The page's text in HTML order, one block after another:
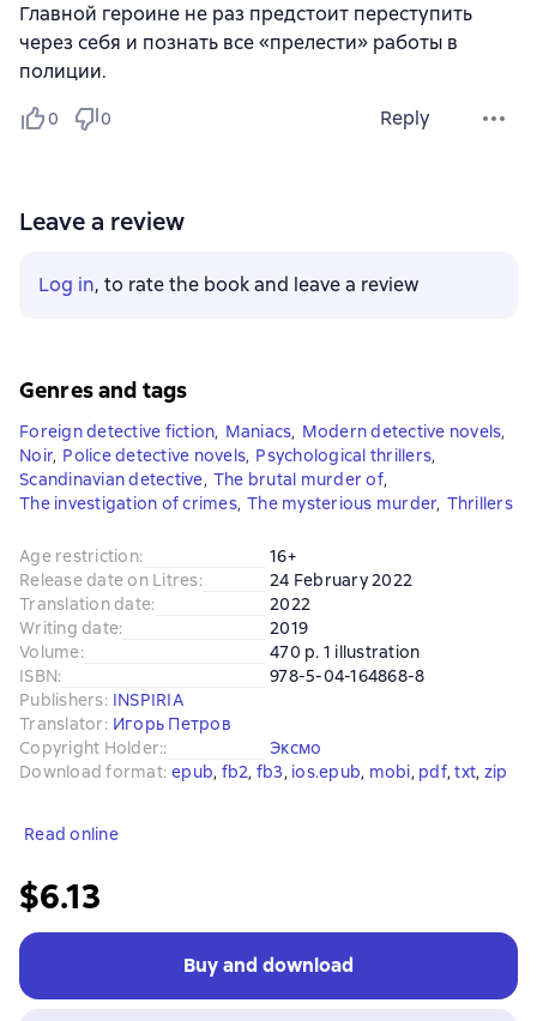
Главной героине не раз предстоит переступить
через себя и познать все «прелести» работы в
полиции.
0 0 Reply
Leave a review
Log in, to rate the book and leave a review
Genres and tags
Foreign detective fiction, Maniacs, Modern detective novels,
Noir, Police detective novels, Psychological thrillers,
Scandinavian detective, The brutal murder of,
The investigation of crimes, The mysterious murder, Thrillers
Age restriction:
16+
Release date on Litres:
24 February 2022
Translation date:
2022
Writing date:
2019
Volume:
470 p. 1 illustration
ISBN:
978-5-04-164868-8
Publishers: INSPIRIA
Translator: Игорь Петров
Copyright Holder::
Эксмо
Download format: epub, fb2, fb3, ios.epub, mobi, pdf, txt, zip
Read online
$6.13
Buy and download